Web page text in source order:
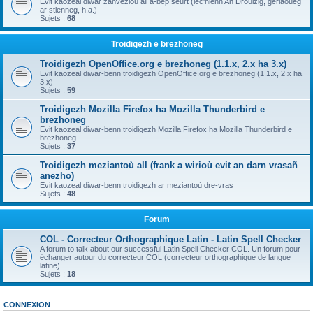
ar stlenneg, h.a.)
Sujets : 68
Troidigezh e brezhoneg
Troidigezh OpenOffice.org e brezhoneg (1.1.x, 2.x ha 3.x)
Evit kaozeal diwar-benn troidigezh OpenOffice.org e brezhoneg (1.1.x, 2.x ha
3.x)
Sujets : 59
Troidigezh Mozilla Firefox ha Mozilla Thunderbird e
brezhoneg
Evit kaozeal diwar-benn troidigezh Mozilla Firefox ha Mozilla Thunderbird e
brezhoneg
Sujets : 37
Troidigezh meziantoù all (frank a wirioù evit an darn vrasañ
anezho)
Evit kaozeal diwar-benn troidigezh ar meziantoù dre-vras
Sujets : 48
Forum
COL - Correcteur Orthographique Latin - Latin Spell Checker
A forum to talk about our successful Latin Spell Checker COL. Un forum pour
échanger autour du correcteur COL (correcteur orthographique de langue
latine).
Sujets : 18
CONNEXION